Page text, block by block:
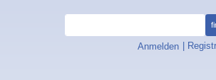
Anmelden, öffnet
|